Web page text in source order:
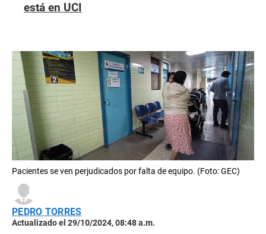
está en UCI
Pacientes se ven perjudicados por falta de equipo. (Foto: GEC)
PEDRO TORRES
Actualizado el 29/10/2024, 08:48 a.m.